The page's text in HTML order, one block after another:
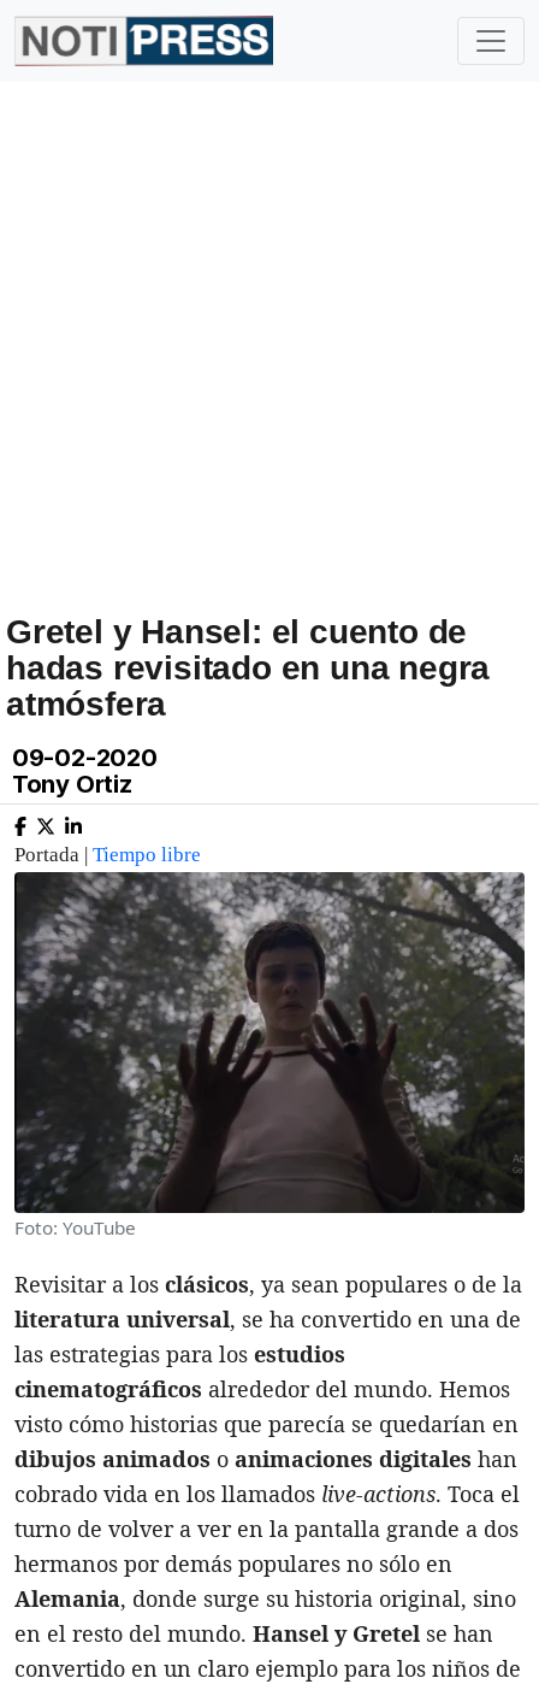
Gretel y Hansel: el cuento de
hadas revisitado en una negra
atmósfera
09-02-2020
Tony Ortiz
Portada | Tiempo libre
Foto: YouTube
Revisitar a los clásicos, ya sean populares o de la
literatura universal, se ha convertido en una de
las estrategias para los estudios
cinematográficos alrededor del mundo. Hemos
visto cómo historias que parecía se quedarían en
dibujos animados o animaciones digitales han
cobrado vida en los llamados live-actions. Toca el
turno de volver a ver en la pantalla grande a dos
hermanos por demás populares no sólo en
Alemania, donde surge su historia original, sino
en el resto del mundo. Hansel y Gretel se han
convertido en un claro ejemplo para los niños de